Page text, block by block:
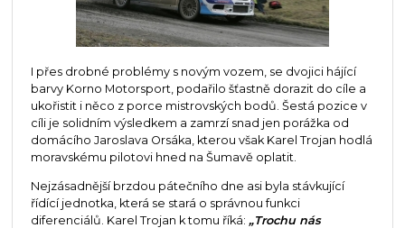
I přes drobné problémy s novým vozem, se dvojici hájící
barvy Korno Motorsport, podařilo šťastně dorazit do cíle a
ukořistit i něco z porce mistrovských bodů. Šestá pozice v
cíli je solidním výsledkem a zamrzí snad jen porážka od
domácího Jaroslava Orsáka, kterou však Karel Trojan hodlá
moravskému pilotovi hned na Šumavě oplatit.
Nejzásadnější brzdou pátečního dne asi byla stávkující
řídící jednotka, která se stará o správnou funkci
diferenciálů. Karel Trojan k tomu říká: „Trochu nás